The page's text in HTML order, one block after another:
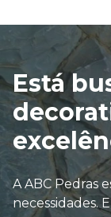
Está
A ABC Pedras
necessidades.